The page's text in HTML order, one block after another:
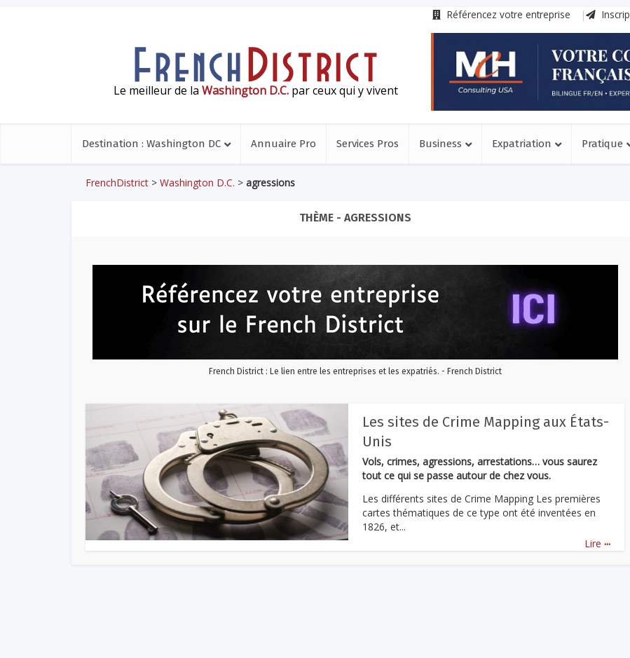
Référencez votre entreprise
Le meilleur de la Washington D.C. par ceux qui y vivent
Destination : Washington DC Annuaire Pro Services Pros Business Expatriation Pratique
FrenchDistrict > Washington D.C. > agressions
THÈME - AGRESSIONS
French District : Le lien entre les entreprises et les expatriés. - French District
Les sites de Crime Mapping aux États-
Unis
Vols, crimes, agressions, arrestations… vous saurez
tout ce qui se passe autour de chez vous.
Les différents sites de Crime Mapping Les premières
cartes thématiques de ce type ont été inventées en
1826, et...
Lire ...